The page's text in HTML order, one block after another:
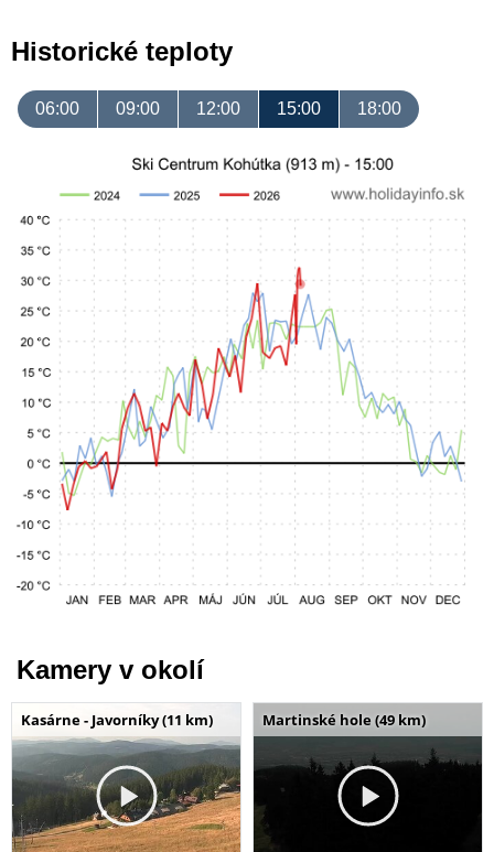
Historické teploty
06:00 09:00 12:00 15:00 18:00
Kamery v okolí
Kasárne - Javorníky (11 km) Martinské hole (49 km)